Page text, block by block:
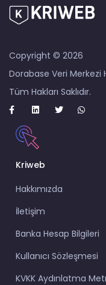
Copyright © 2026
Dorabase Veri Merkezi
Tüm Hakları Saklıdır.
Kriweb
Hakkımızda
İletişim
Banka Hesap Bilgileri
Kullanıcı Sözleşmesi
KVKK Aydınlatma